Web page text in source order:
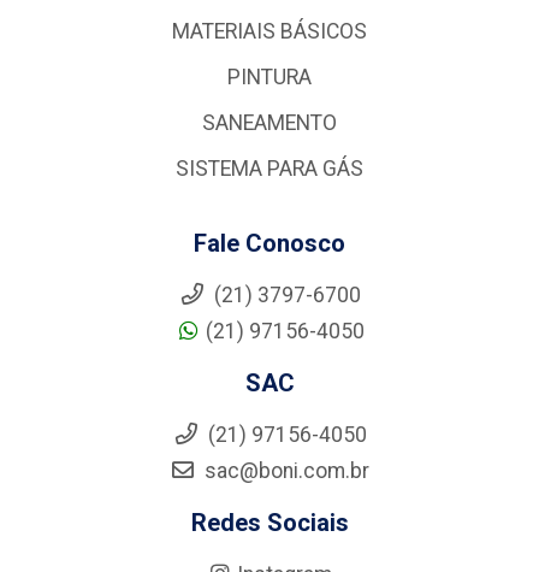
MATERIAIS BÁSICOS
PINTURA
SANEAMENTO
SISTEMA PARA GÁS
Fale Conosco
(21) 3797-6700
(21) 97156-4050
SAC
(21) 97156-4050
sac@boni.com.br
Redes Sociais